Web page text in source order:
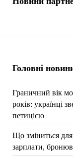
Головні
Граничний вік
років: українці
петицією
Що зміниться для
зарплати,